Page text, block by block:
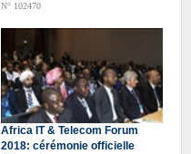
N° 102470
Africa IT & Telecom Forum
2018: cérémonie officielle